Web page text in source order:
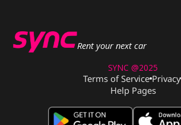
Rent your next car
SYNC @2025
Terms of Service Privacy
Help Pages